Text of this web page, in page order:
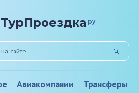
ТурПроездка ру
Авиакомпании
Трансферы